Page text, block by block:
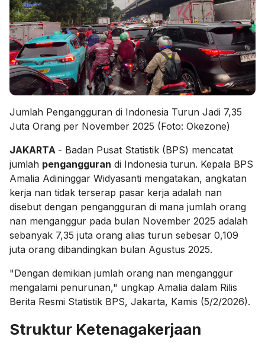
Jumlah Pengangguran di Indonesia Turun Jadi 7,35
Juta Orang per November 2025 (Foto: Okezone)
JAKARTA - Badan Pusat Statistik (BPS) mencatat
jumlah pengangguran di Indonesia turun. Kepala BPS
Amalia Adininggar Widyasanti mengatakan, angkatan
kerja nan tidak terserap pasar kerja adalah nan
disebut dengan pengangguran di mana jumlah orang
nan menganggur pada bulan November 2025 adalah
sebanyak 7,35 juta orang alias turun sebesar 0,109
juta orang dibandingkan bulan Agustus 2025.
"Dengan demikian jumlah orang nan menganggur
mengalami penurunan," ungkap Amalia dalam Rilis
Berita Resmi Statistik BPS, Jakarta, Kamis (5/2/2026).
Struktur Ketenagakerjaan